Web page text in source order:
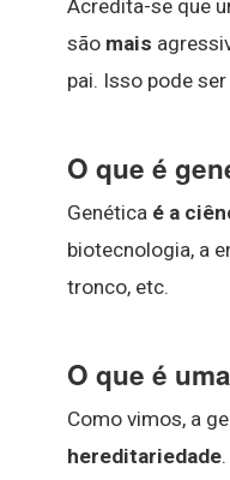
Acredita-se que
são mais
pai. Isso pode
O que é
Genética é a
biotecnologia, a
tronco, etc.
O que é
Como vimos, a
hereditariedade